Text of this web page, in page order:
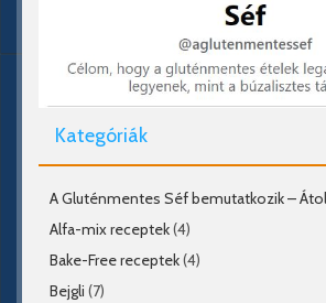
Kategóriák
A Gluténmentes Séf bemutatkozik –
Alfa-mix receptek(4)
Bake-Free receptek(4)
Bejgli (7)